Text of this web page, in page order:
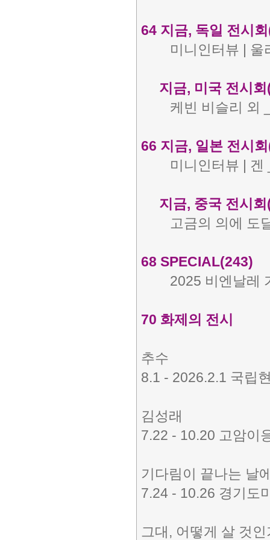
64 지금, 독일 전시
미니인터뷰 | 울
지금, 미국 전시
케빈 비슬리 외
66 지금, 일본 전시
미니인터뷰 | 겐
지금, 중국 전시
고금의 의에 도
68 SPECIAL(243)
2025 비엔날레
70 화제의 전시
추수
8.1 - 2026.2.1 국립
김성래
7.22 - 10.20 고암이
기다림이 끝나는 날
7.24 - 10.26 경기도
그대, 어떻게 살 것